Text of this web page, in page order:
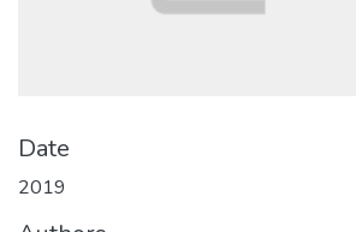
Date
2019